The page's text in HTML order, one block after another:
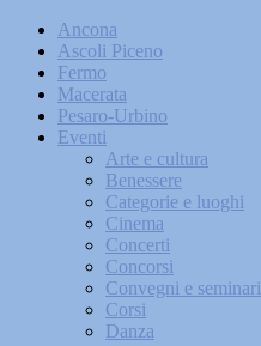
Ancona
Ascoli Piceno
Fermo
Macerata
Pesaro-Urbino
Eventi
Arte e cultura
Benessere
Categorie e luoghi
Cinema
Concerti
Concorsi
Convegni e seminari
Corsi
Danza